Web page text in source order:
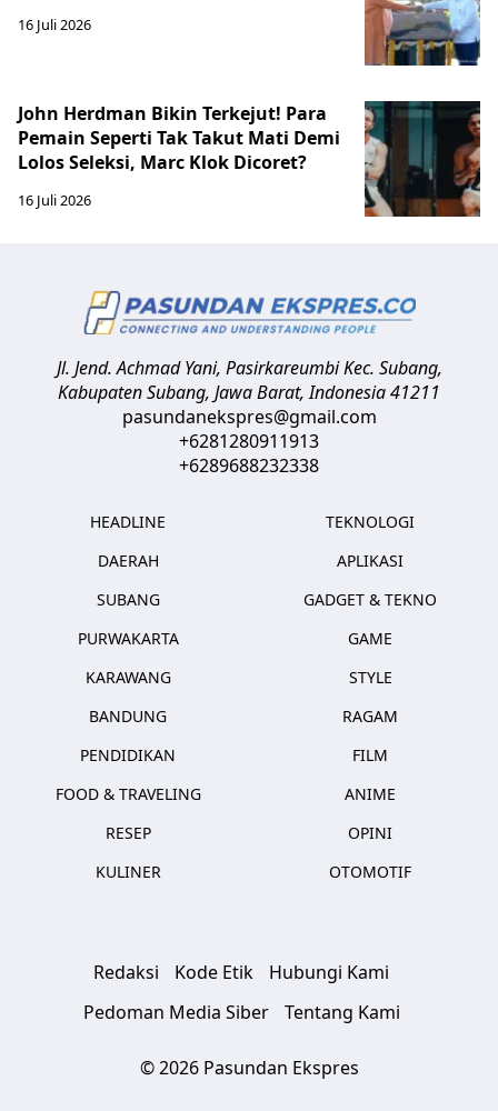
16 Juli 2026
John Herdman Bikin Terkejut! Para
Pemain Seperti Tak Takut Mati Demi
Lolos Seleksi, Marc Klok Dicoret?
16 Juli 2026
Jl. Jend. Achmad Yani, Pasirkareumbi Kec. Subang,
Kabupaten Subang, Jawa Barat,Indonesia41211
pasundanekspres@gmail.com
+6281280911913
+6289688232338
HEADLINE
DAERAH
SUBANG
PURWAKARTA
KARAWANG
BANDUNG
PENDIDIKAN
FOOD & TRAVELING
RESEP
KULINER
TEKNOLOGI
APLIKASI
GADGET & TEKNO
GAME
STYLE
RAGAM
FILM
ANIME
OPINI
OTOMOTIF
Redaksi Kode Etik
Hubungi Kami
Pedoman Media Siber
Tentang Kami
© 2026 Pasundan Ekspres